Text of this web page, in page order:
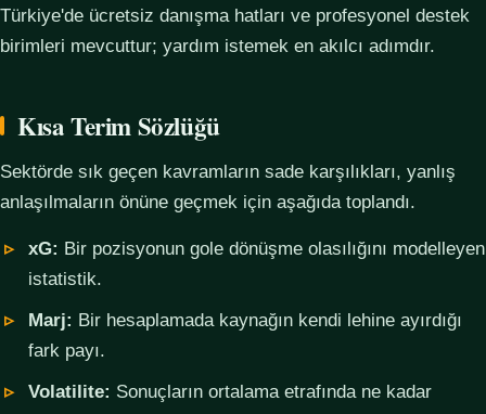
Türkiye'de ücretsiz danışma hatları ve profesyonel destek
birimleri mevcuttur; yardım istemek en akılcı adımdır.
Kısa Terim Sözlüğü
Sektörde sık geçen kavramların sade karşılıkları, yanlış
anlaşılmaların önüne geçmek için aşağıda toplandı.
xG: Bir pozisyonun gole dönüşme olasılığını modelleyen
istatistik.
Marj: Bir hesaplamada kaynağın kendi lehine ayırdığı
fark payı.
Volatilite: Sonuçların ortalama etrafında ne kadar